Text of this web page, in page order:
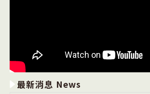
最新消息 News